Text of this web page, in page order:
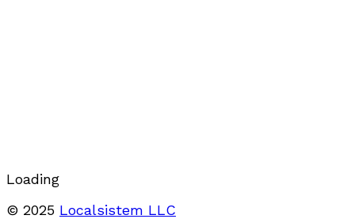
Loading
© 2025 Localsistem LLC